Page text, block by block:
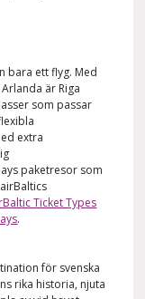
bara ett flyg. Med
är Riga
som passar
extra
paketresor som
Ticket Types
.
för svenska
rika historia, njuta